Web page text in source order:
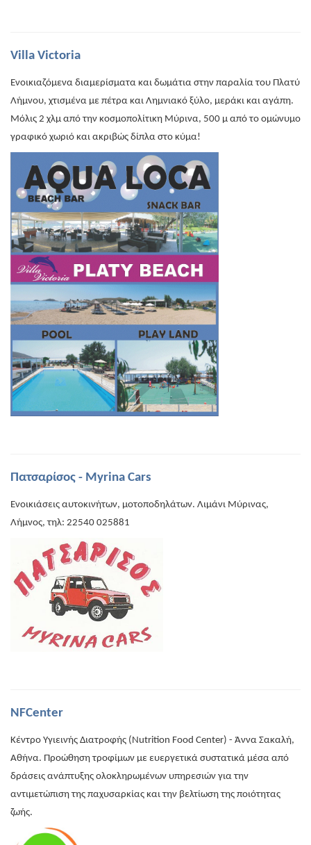
Villa Victoria
Ενοικιαζόμενα διαμερίσματα και δωμάτια στην παραλία του Πλατύ
Λήμνου, χτισμένα με πέτρα και Λημνιακό ξύλο, μεράκι και αγάπη.
Μόλις 2 χλμ από την κοσμοπολίτικη Μύρινα, 500 μ από το ομώνυμο
γραφικό χωριό και ακριβώς δίπλα στο κύμα!
Πατσαρίσος - Myrina Cars
Ενοικιάσεις αυτοκινήτων, μοτοποδηλάτων. Λιμάνι Μύρινας,
Λήμνος, τηλ: 22540 025881
NFCenter
Κέντρο Υγιεινής Διατροφής (Nutrition Food Center) - Άννα Σακαλή,
Αθήνα. Προώθηση τροφίμων με ευεργετικά συστατικά μέσα από
δράσεις ανάπτυξης ολοκληρωμένων υπηρεσιών για την
αντιμετώπιση της παχυσαρκίας και την βελτίωση της ποιότητας
ζωής.